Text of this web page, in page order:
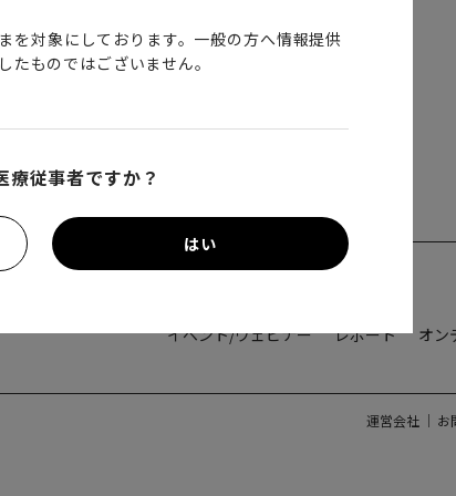
イベント/ウェビナー レポート オン
運営会社 ｜ お
を対象にしております。一般の方へ情報提供
たものではございません。
療従事者ですか？
はい